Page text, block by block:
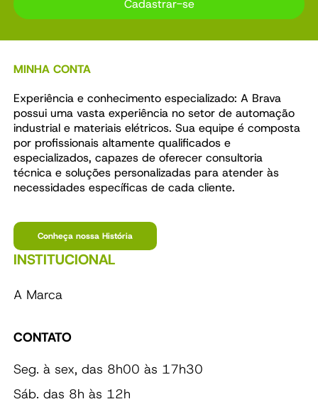
Cadastrar-se
MINHA CONTA
Experiência e conhecimento especializado: A Brava
possui uma vasta experiência no setor de automação
industrial e materiais elétricos. Sua equipe é composta
por profissionais altamente qualificados e
especializados, capazes de oferecer consultoria
técnica e soluções personalizadas para atender às
necessidades específicas de cada cliente.
Conheça nossa História
INSTITUCIONAL
A Marca
CONTATO
Seg. à sex, das 8h00 às 17h30
Sáb. das 8h às 12h